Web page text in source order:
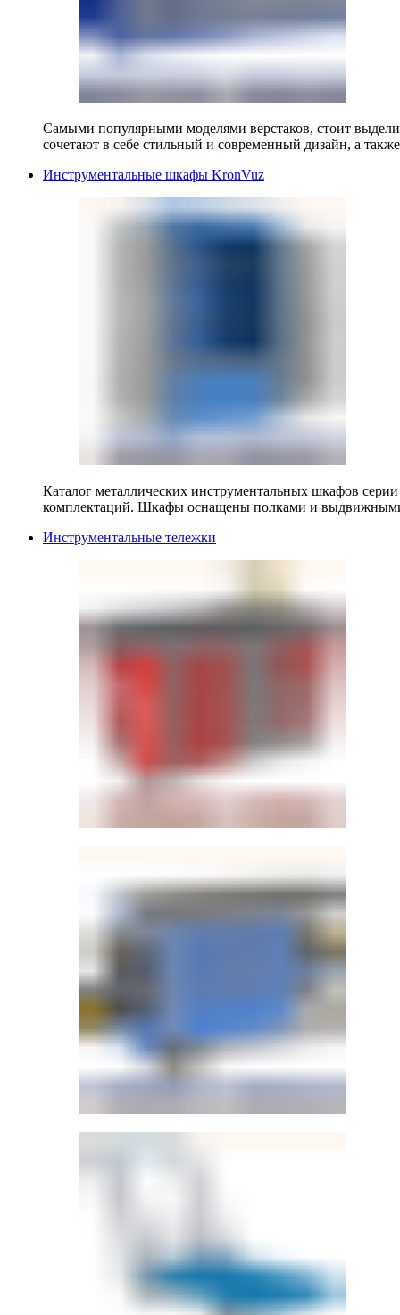
Самыми популярными моделями верстаков, стоит
сочетают в себе стильный и современный дизайн, а
Инструментальные шкафы KronVuz
Каталог металлических инструментальных шкафов
комплектаций. Шкафы оснащены полками и
Инструментальные тележки